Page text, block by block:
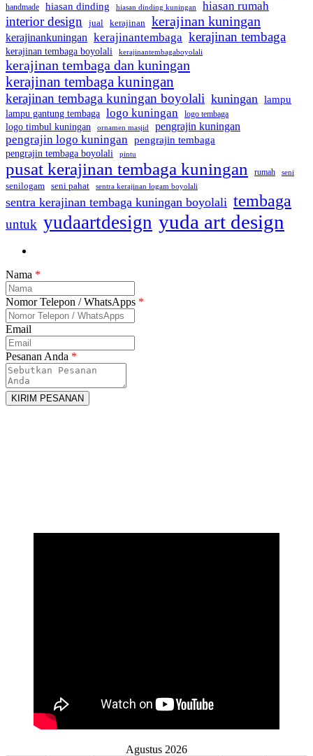
handmade hiasan dinding hiasan dinding kuningan hiasan rumah
interior design jual kerajinan kerajinan kuningan
kerajinankuningan kerajinantembaga kerajinan tembaga
kerajinan tembaga boyolali kerajinantembagaboyolali
kerajinan tembaga dan kuningan
kerajinan tembaga kuningan
kerajinan tembaga kuningan boyolali kuningan lampu
lampu gantung tembaga logo kuningan logo tembaga
logo timbul kuningan ornamen masjid pengrajin kuningan
pengrajin logo kuningan
pengrajin tembaga
pengrajin tembaga boyolali
pintu
pusat kerajinan tembaga kuningan rumah seni
senilogam seni pahat sentra kerajinan logam boyolali
sentra kerajinan tembaga kuningan boyolali tembaga
untuk yudaartdesign yuda art design
Nama *
Nomor Telepon / WhatsApps *
Email
Pesanan Anda *
Agustus 2026